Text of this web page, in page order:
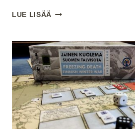
LUE LISÄÄ EEPPINEN
–
AGEMONIA
–
ENSIPURAISU